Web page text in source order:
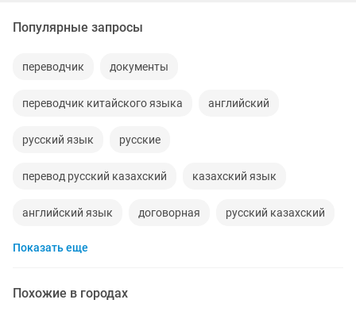
Популярные запросы
переводчик документы
переводчик китайского языка английский
русский язык русские
перевод русский казахский казахский язык
английский язык договорная русский казахский
китайский язык
Показать еще
Похожие в городах